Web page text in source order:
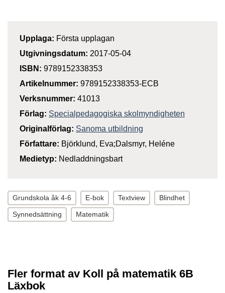
Upplaga: Första upplagan
Utgivningsdatum: 2017-05-04
ISBN: 9789152338353
Artikelnummer: 9789152338353-ECB
Verksnummer: 41013
Förlag: Specialpedagogiska skolmyndigheten
Originalförlag: Sanoma utbildning
Författare: Björklund, Eva;Dalsmyr, Heléne
Medietyp: Nedladdningsbart
Grundskola åk 4-6 E-bok Textview Blindhet
Synnedsättning Matematik
Fler format av Koll på matematik 6B
Läxbok